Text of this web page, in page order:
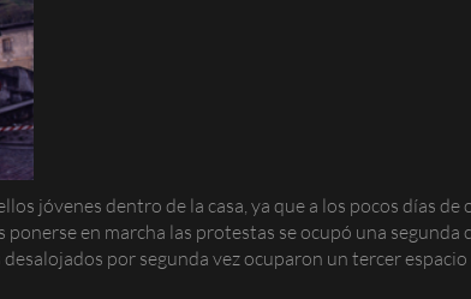
jóvenes dentro de la casa, ya que a los pocos días de
en marcha las protestas se ocupó una segunda
por segunda vez ocuparon un tercer